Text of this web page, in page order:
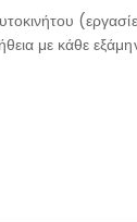
με κάθε